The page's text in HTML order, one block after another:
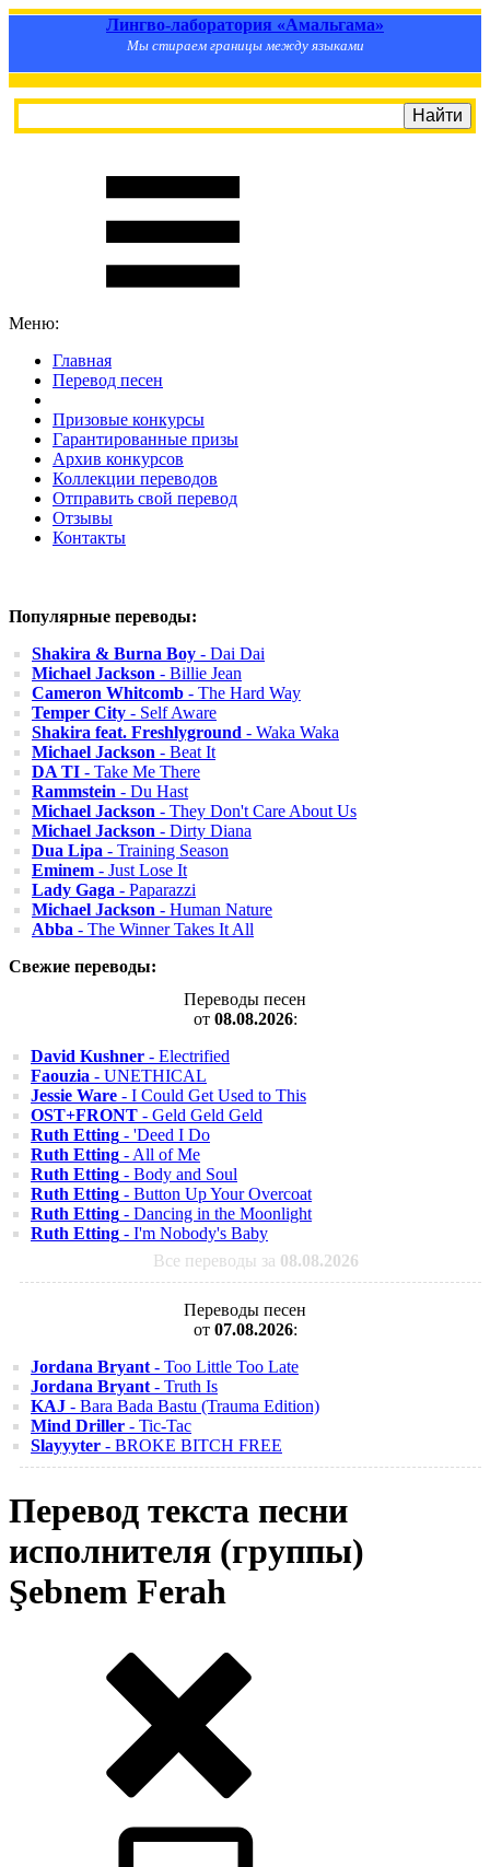
Лингво-лаборатория «Амальгама»
Мы стираем границы между языками
Меню:
Главная
Перевод песен
Призовые конкурсы
Гарантированные призы
Архив конкурсов
Коллекции переводов
Отправить свой перевод
Отзывы
Контакты
Популярные переводы:
Shakira & Burna Boy - Dai Dai
Michael Jackson - Billie Jean
Cameron Whitcomb - The Hard Way
Temper City - Self Aware
Shakira feat. Freshlyground - Waka Waka
Michael Jackson - Beat It
DA TI - Take Me There
Rammstein - Du Hast
Michael Jackson - They Don't Care About Us
Michael Jackson - Dirty Diana
Dua Lipa - Training Season
Eminem - Just Lose It
Lady Gaga - Paparazzi
Michael Jackson - Human Nature
Abba - The Winner Takes It All
Свежие переводы:
Переводы песен
от 08.08.2026:
David Kushner - Electrified
Faouzia - UNETHICAL
Jessie Ware - I Could Get Used to This
OST+FRONT - Geld Geld Geld
Ruth Etting - 'Deed I Do
Ruth Etting - All of Me
Ruth Etting - Body and Soul
Ruth Etting - Button Up Your Overcoat
Ruth Etting - Dancing in the Moonlight
Ruth Etting - I'm Nobody's Baby
Все переводы за 08.08.2026
Переводы песен
от 07.08.2026:
Jordana Bryant - Too Little Too Late
Jordana Bryant - Truth Is
KAJ - Bara Bada Bastu (Trauma Edition)
Mind Driller - Tic-Tac
Slayyyter - BROKE BITCH FREE
Перевод текста песни
исполнителя (группы)
Şebnem Ferah